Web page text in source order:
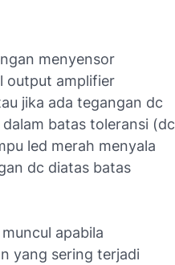
menyensor
output amplifier
jika ada tegangan dc
batas toleransi (dc
led merah menyala
dc diatas batas
apabila
yang sering terjadi